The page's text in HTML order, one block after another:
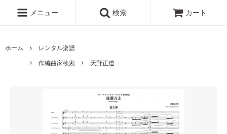
メニュー 検索 カート
ホーム
レンタル楽譜
作編曲家検索
天野正道